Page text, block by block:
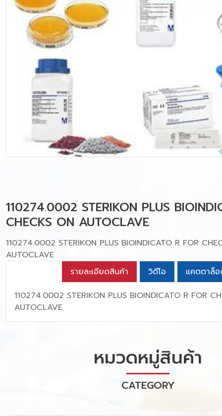
110274.0002 STERIKON PLUS
CHECKS ON AUTOCLAVE
110274.0002 STERIKON PLUS BIOINDICATO R FOR
AUTOCLAVE
รายละเอียดสินค้า
วิดีโอ
แคตตาล็
110274.0002 STERIKON PLUS BIOINDICATO R FOR
AUTOCLAVE
หมวดหมู่สินค้า
CATEGORY